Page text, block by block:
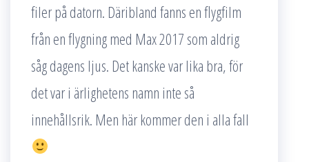
filer på datorn. Däribland fanns en flygfilm
från en flygning med Max 2017 som aldrig
såg dagens ljus. Det kanske var lika bra, för
det var i ärlighetens namn inte så
innehållsrik. Men här kommer den i alla fall